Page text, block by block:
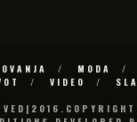
MODA
VIDEO